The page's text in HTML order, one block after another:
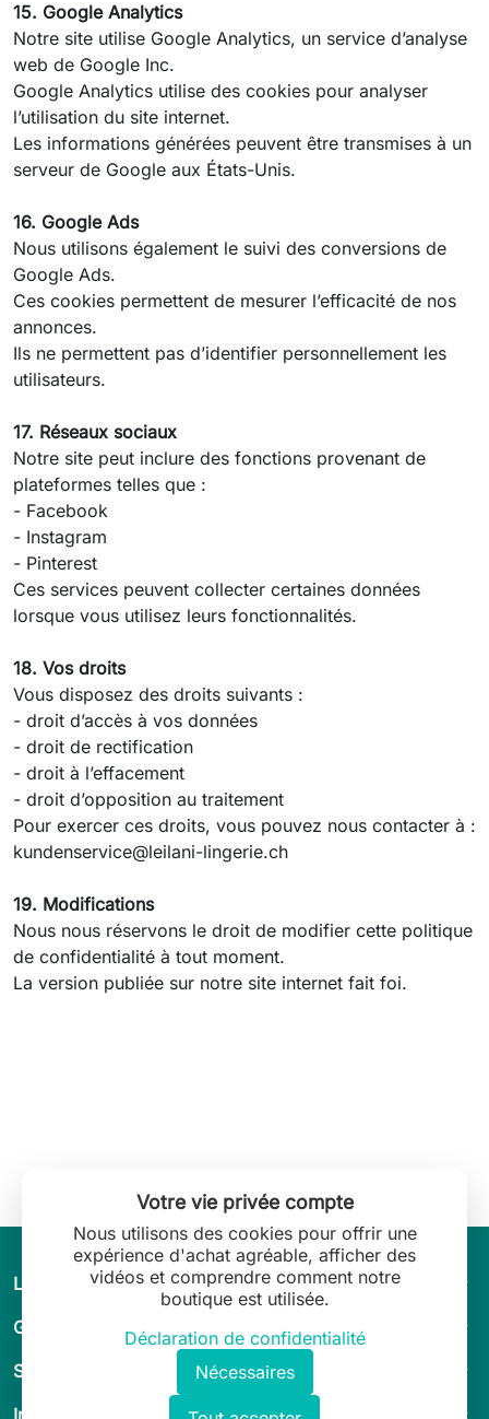
15. Google Analytics
Notre site utilise Google Analytics, un service d’analyse
web de Google Inc.
Google Analytics utilise des cookies pour analyser
l’utilisation du site internet.
Les informations générées peuvent être transmises à un
serveur de Google aux États-Unis.
16. Google Ads
Nous utilisons également le suivi des conversions de
Google Ads.
Ces cookies permettent de mesurer l’efficacité de nos
annonces.
Ils ne permettent pas d’identifier personnellement les
utilisateurs.
17. Réseaux sociaux
Notre site peut inclure des fonctions provenant de
plateformes telles que :
- Facebook
- Instagram
- Pinterest
Ces services peuvent collecter certaines données
lorsque vous utilisez leurs fonctionnalités.
18. Vos droits
Vous disposez des droits suivants :
- droit d’accès à vos données
- droit de rectification
- droit à l’effacement
- droit d’opposition au traitement
Pour exercer ces droits, vous pouvez nous contacter à :
kundenservice@leilani-lingerie.ch
19. Modifications
Nous nous réservons le droit de modifier cette politique
de confidentialité à tout moment.
La version publiée sur notre site internet fait foi.
L’univers de Leilani Lingerie arrow_drop_down
Guide & conseils arrow_drop_down
Service client arrow_drop_down
Votre vie privée compte
Nous utilisons des cookies pour offrir une
expérience d'achat agréable, afficher des
vidéos et comprendre comment notre
boutique est utilisée.
Déclaration de confidentialité
Nécessaires